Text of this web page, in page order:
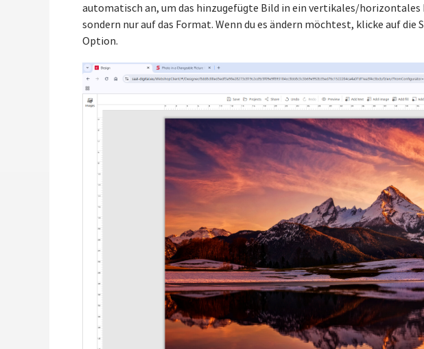
automatisch an, um das hinzugefügte Bild in ein vertikales/horizontales
sondern nur auf das Format. Wenn du es ändern möchtest, klicke auf die
Option.